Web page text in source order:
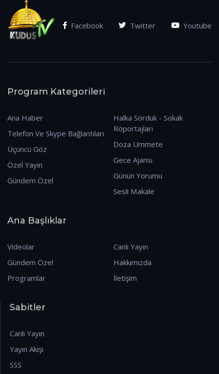
Facebook Twitter Youtube
Program Kategorileri
Ana Haber
Telefon Ve Skype Bağlantıları
Üçüncü Göz
Özel Yayın
Gündem Özel
Halka Sorduk - Sokak
Röportajları
Doza Ummete
Gece Ajansı
Günün Yorumu
Sesli Makale
Ana Başlıklar
Videolar
Gündem Özel
Programlar
Canlı Yayın
Hakkımızda
İletişim
Sabitler
Canlı Yayın
Yayın Akışı
SSS